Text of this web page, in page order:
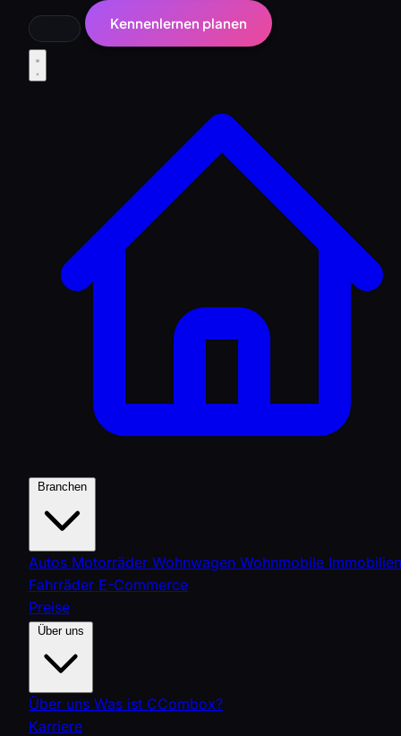
Kennenlernen planen
Autos Motorräder Wohnwagen Wohnmobile Immobilien
Fahrräder E-Commerce
Preise
Über uns Was ist CCombox?
Karriere